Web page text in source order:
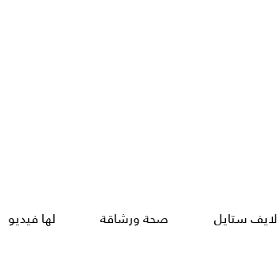
لايف ستايل صحة ورشاقة لها فيديو